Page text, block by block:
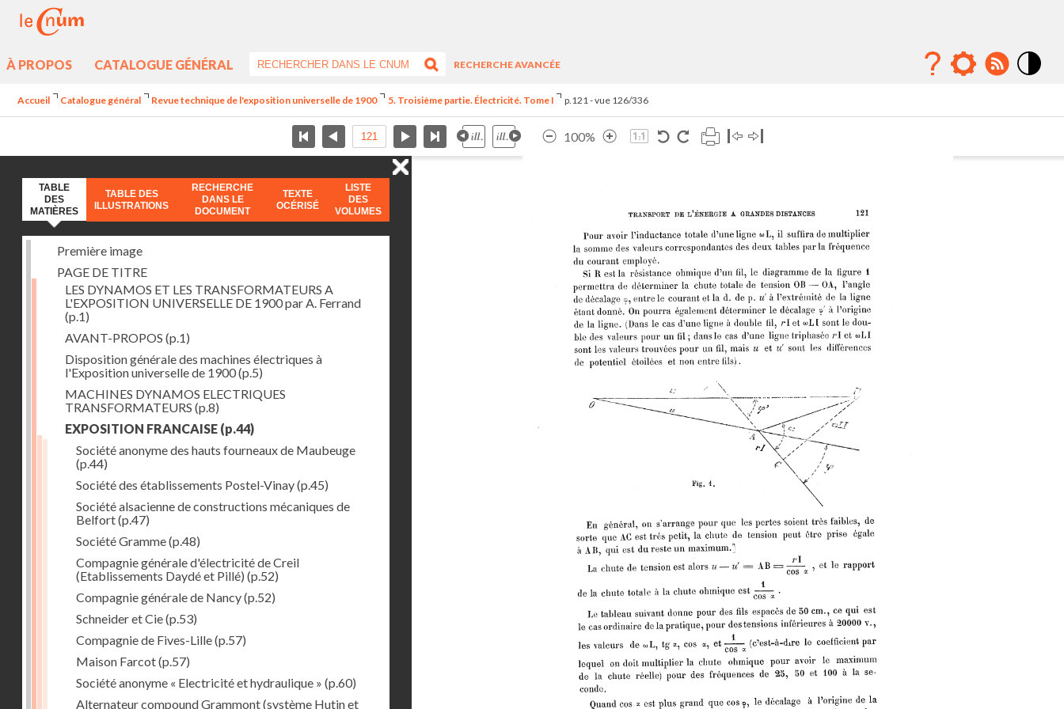
À PROPOS CATALOGUE GÉNÉRAL
RECHERCHE AVANCÉE
Accueil Catalogue général Revue technique de l'exposition universelle de 1900 5. Troisième partie. Électricité. Tome I p.121 - vue 126/336
100%
TABLE
DES
MATIÈRES
TABLE DES
ILLUSTRATIONS
RECHERCHE
DANS LE
DOCUMENT
TEXTE
OCÉRISÉ
LISTE
DES
VOLUMES
Première image
PAGE DE TITRE
LES DYNAMOS ET LES TRANSFORMATEURS A
L'EXPOSITION UNIVERSELLE DE 1900 par A. Ferrand
(p.1)
AVANT-PROPOS (p.1)
Disposition générale des machines électriques à
l'Exposition universelle de 1900(p.5)
MACHINES DYNAMOS ELECTRIQUES
TRANSFORMATEURS (p.8)
EXPOSITION FRANCAISE (p.44)
Société anonyme des hauts fourneaux de Maubeuge
(p.44)
Société des établissements Postel-Vinay(p.45)
Société alsacienne de constructions mécaniques de
Belfort(p.47)
Société Gramme(p.48)
Compagnie générale d'électricité de Creil
(Etablissements Daydé et Pillé) (p.52)
Compagnie générale de Nancy(p.52)
Schneider et Cie(p.53)
Compagnie de Fives-Lille(p.57)
Maison Farcot(p.57)
Société anonyme « Electricité et hydraulique » (p.60)
Alternateur compound Grammont (système Hutin et